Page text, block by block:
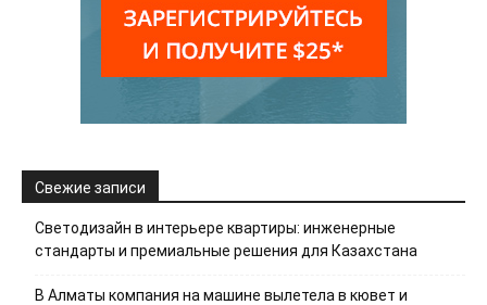
Свежие записи
Светодизайн в интерьере квартиры: инженерные
стандарты и премиальные решения для Казахстана
В Алматы компания на машине вылетела в кювет и